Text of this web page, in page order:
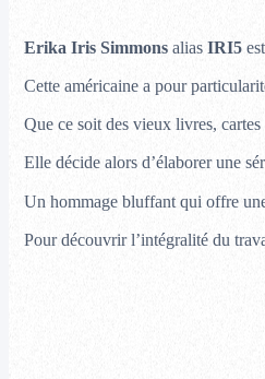
Erika Iris Simmonsalias IRI5
Cette américaine a pour
Que ce soit des vieux livres,
Elle décide alors d’élaborer une
Un hommage bluffant qui offre
Pour découvrir l’intégralité du